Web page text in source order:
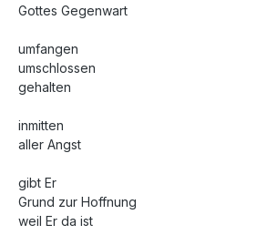
Gottes Gegenwart
umfangen
umschlossen
gehalten
inmitten
aller Angst
gibt Er
Grund zur Hoffnung
weil Er da ist